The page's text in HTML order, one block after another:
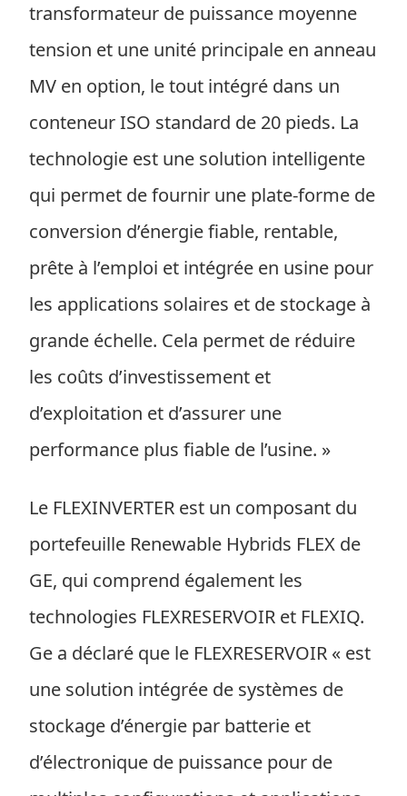
transformateur de puissance moyenne
tension et une unité principale en anneau
MV en option, le tout intégré dans un
conteneur ISO standard de 20 pieds. La
technologie est une solution intelligente
qui permet de fournir une plate-forme de
conversion d’énergie fiable, rentable,
prête à l’emploi et intégrée en usine pour
les applications solaires et de stockage à
grande échelle. Cela permet de réduire
les coûts d’investissement et
d’exploitation et d’assurer une
performance plus fiable de l’usine. »
Le FLEXINVERTER est un composant du
portefeuille Renewable Hybrids FLEX de
GE, qui comprend également les
technologies FLEXRESERVOIR et FLEXIQ.
Ge a déclaré que le FLEXRESERVOIR « est
une solution intégrée de systèmes de
stockage d’énergie par batterie et
d’électronique de puissance pour de